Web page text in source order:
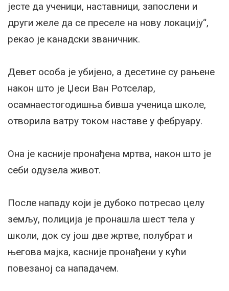
јесте да ученици, наставници, запослени и
други желе да се преселе на нову локацију“,
рекао је канадски званичник.
Девет особа је убијено, а десетине су рањене
након што је Џеси Ван Ротселар,
осамнаестогодишња бивша ученица школе,
отворила ватру током наставе у фебруару.
Она је касније пронађена мртва, након што је
себи одузела живот.
После нападу који је дубоко потресао целу
земљу, полиција је пронашла шест тела у
школи, док су још две жртве, полубрат и
његова мајка, касније пронађени у кући
повезаној са нападачем.